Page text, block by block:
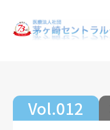
Vol.012